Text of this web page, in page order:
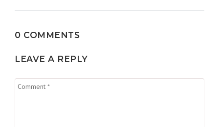
0 COMMENTS
LEAVE A REPLY